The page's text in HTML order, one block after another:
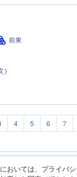
前東
4 5 6 7
おいては、プライバ